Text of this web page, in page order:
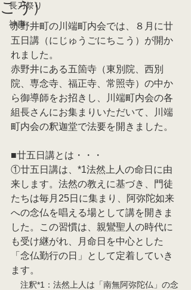
長刀祭り
神事
こう）
赤野井町の川端町内会では、８月に廿
五日講（にじゅうごにちこう）が開か
れました。
赤野井にある五箇寺（東別院、西別
院、専念寺、福正寺、常照寺）の中か
ら御導師をお招きし、川端町内会の各
組長さんにお集まりいただいて、川端
町内会の釈迦堂で法要を開きました。
■廿五日講とは・・・
①廿五日講は、*1法然上人の命日に由
来します。法然の教えに基づき、門徒
たちは毎月25日に集まり、阿弥陀如来
への念仏を唱える場として講を開きま
した。この習慣は、親鸞聖人の時代に
も受け継がれ、月命日を中心とした
「念仏勤行の日」として定着していき
ます。
注釈*1：法然上人は「南無阿弥陀仏」の念